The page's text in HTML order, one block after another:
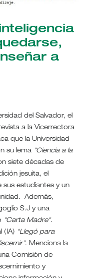
a
del Salvador, el
a la Vicerrectora
que la Universidad
su lema "Ciencia a la
siete décadas de
jesuita, el
estudiantes y un
Además,
S.J y una
"Carta Madre".
(IA)
"Llegó para
. Menciona la
Comisión de
y